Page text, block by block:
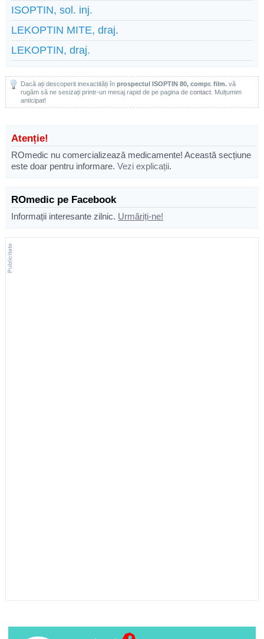
ISOPTIN, sol. inj.
LEKOPTIN MITE, draj.
LEKOPTIN, draj.
Dacă ați descoperit inexactități în prospectul ISOPTIN 80, compr. film.vă
rugăm să ne sesizați printr-un mesaj rapid de pe pagina de contact. Mulțumim
anticipat!
Atenție!
ROmedic nu comercializează medicamente! Această secțiune
este doar pentru informare. Vezi explicații.
ROmedic pe Facebook
Informații interesante zilnic. Urmăriți-ne!